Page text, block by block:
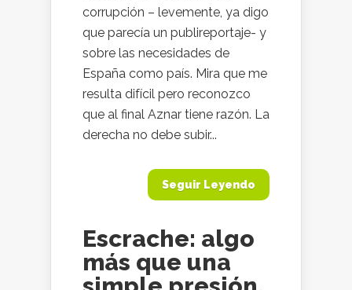
corrupción – levemente, ya digo
que parecía un publireportaje- y
sobre las necesidades de
España como país. Mira que me
resulta difícil pero reconozco
que al final Aznar tiene razón. La
derecha no debe subir...
Seguir Leyendo
Escrache: algo
más que una